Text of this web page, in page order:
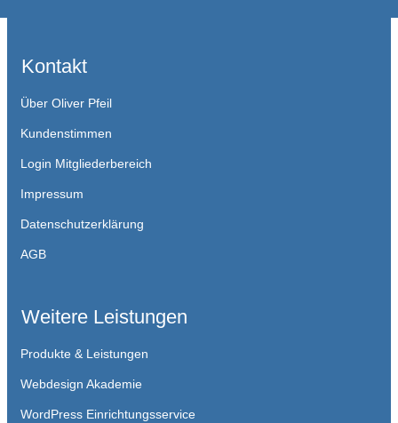
Kontakt
Über Oliver Pfeil
Kundenstimmen
Login Mitgliederbereich
Impressum
Datenschutzerklärung
AGB
Weitere Leistungen
Produkte & Leistungen
Webdesign Akademie
WordPress Einrichtungsservice